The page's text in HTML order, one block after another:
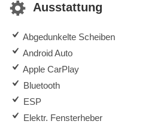
Ausstattung
Abgedunkelte Scheiben
Android Auto
Apple CarPlay
Bluetooth
ESP
Elektr. Fensterheber